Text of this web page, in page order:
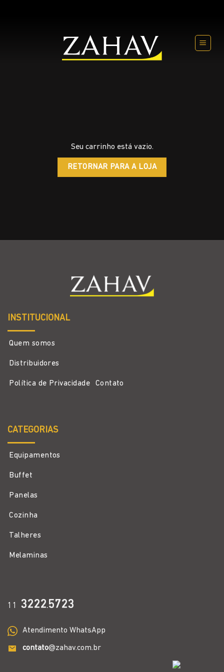
Seu carrinho está vazio.
RETORNAR PARA A LOJA
INSTITUCIONAL
Quem somos
Distribuidores
Política de Privacidade Contato
CATEGORIAS
Equipamentos
Buffet
Panelas
Cozinha
Talheres
Melaminas
11 3222.5723
Atendimento WhatsApp
contato@zahav.com.br